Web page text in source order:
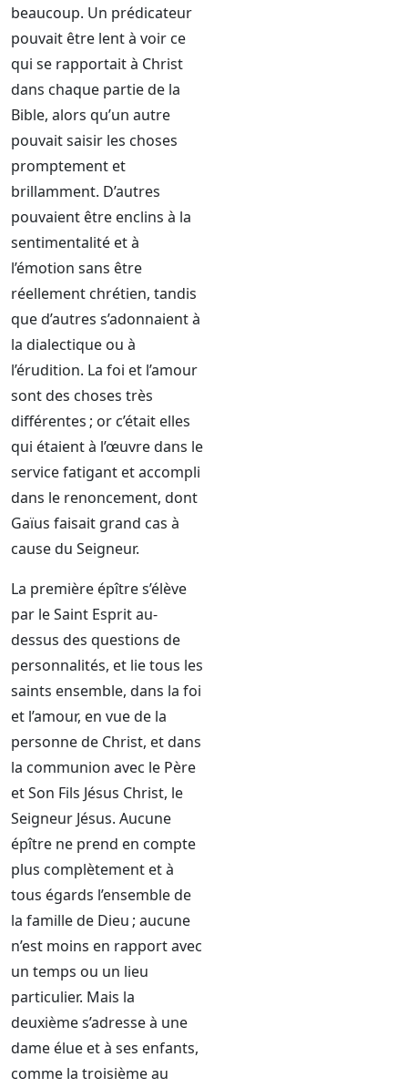
beaucoup. Un prédicateur
pouvait être lent à voir ce
qui se rapportait à Christ
dans chaque partie de la
Bible, alors qu’un autre
pouvait saisir les choses
promptement et
brillamment. D’autres
pouvaient être enclins à la
sentimentalité et à
l’émotion sans être
réellement chrétien, tandis
que d’autres s’adonnaient à
la dialectique ou à
l’érudition. La foi et l’amour
sont des choses très
différentes ; or c’était elles
qui étaient à l’œuvre dans le
service fatigant et accompli
dans le renoncement, dont
Gaïus faisait grand cas à
cause du Seigneur.
La première épître s’élève
par le Saint Esprit au-
dessus des questions de
personnalités, et lie tous les
saints ensemble, dans la foi
et l’amour, en vue de la
personne de Christ, et dans
la communion avec le Père
et Son Fils Jésus Christ, le
Seigneur Jésus. Aucune
épître ne prend en compte
plus complètement et à
tous égards l’ensemble de
la famille de Dieu ; aucune
n’est moins en rapport avec
un temps ou un lieu
particulier. Mais la
deuxième s’adresse à une
dame élue et à ses enfants,
comme la troisième au